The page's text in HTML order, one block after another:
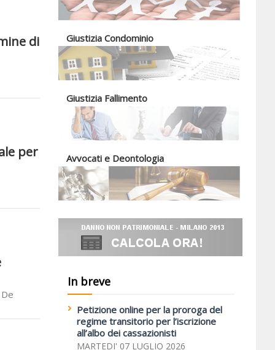
di
per
Giustizia Condominio
Giustizia Fallimento
Avvocati e Deontologia
In breve
Petizione online per la proroga del
regime transitorio per l’iscrizione
all’albo dei cassazionisti
MARTEDI' 07 LUGLIO 2026